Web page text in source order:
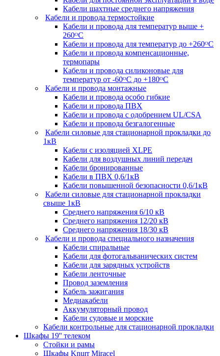
Кабели шахтные среднего напряжения
Кабели и провода термостойкие
Кабели и провода для температур выше +
260ᴼС
Кабели и провода для температур до +260ᴼС
Кабели и провода компенсационные,
термопары
Кабели и провода силиконовые для
температур от -60ᴼC до +180ᴼС
Кабели и провода монтажные
Кабели и провода особо гибкие
Кабели и провода ПВХ
Кабели и провода с одобрением UL/CSA
Кабели и провода безгалогенные
Кабели силовые для стационарной прокладки до
1кВ
Кабели c изоляцией XLPE
Кабели для воздушных линий передач
Кабели бронированные
Кабели в ПВХ 0,6/1кВ
Кабели повышенной безопасности 0,6/1кВ
Кабели силовые для стационарной прокладки
свыше 1кВ
Среднего напряжения 6/10 кВ
Среднего напряжения 12/20 кВ
Среднего напряжения 18/30 кВ
Кабели и провода специального назначения
Кабели спиральные
Кабели для фотогальванических систем
Кабели для зарядных устройств
Кабели ленточные
Провод заземления
Кабель зажигания
Медиакабели
Аккумуляторный провод
Кабели судовые и морские
Кабели контрольные для стационарной прокладки
Шкафы 19'' телеком
Стойки и рамы
Шкафы Knurr Miracel